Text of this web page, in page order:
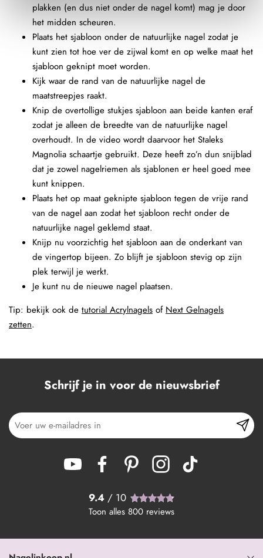
plakken (en dus niet onder de nagel komt) mag je door
het midden scheuren.
Plaats het sjabloon onder de natuurlijke nagel zodat je
kunt zien tot hoe ver de zijwal komt en op welke maat het
sjabloon geknipt moet worden.
Kijk waar de rand van de natuurlijke nagel de
maatstreepjes raakt.
Knip de overtollige stukjes sjabloon aan beide kanten eraf
zodat je alleen de breedte van de natuurlijke nagel
overhoudt. In de video wordt daarvoor het Staleks
Magnolia schaartje gebruikt. Deze heeft zo’n dun snijblad
dat je zowel nagelriemen als sjablonen er heel goed mee
kunt knippen.
Plaats het op maat geknipte sjabloon tegen de vrije rand
van de nagel aan zodat het sjabloon recht onder de
natuurlijke nagel geklemd staat.
Knijp nu voorzichtig het sjabloon aan de onderkant van
de vingertop bijeen. Zo blijft je sjabloon stevig op zijn
plek terwijl je werkt.
Je kunt nu de nieuwe nagel plaatsen.
Tip: bekijk ook de tutorial Acrylnagels of Next Gelnagels
zetten.
Schrijf je in voor de nieuwsbrief
9.4 / 10
Toon alles 800 reviews